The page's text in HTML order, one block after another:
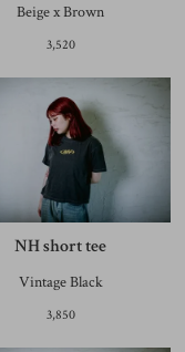
Beige x Brown
3,520
NH short tee
Vintage Black
3,850